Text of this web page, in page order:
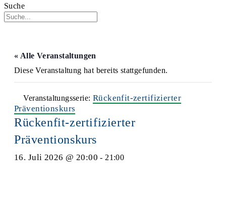
Suche
« Alle Veranstaltungen
Diese Veranstaltung hat bereits stattgefunden.
Veranstaltungsserie: Rückenfit-zertifizierter
Präventionskurs
Rückenfit-zertifizierter
Präventionskurs
16. Juli 2026 @ 20:00 - 21:00